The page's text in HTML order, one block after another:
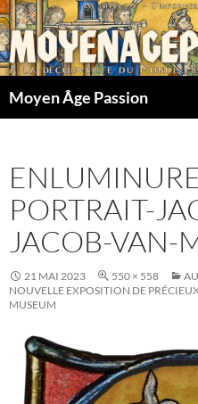
Aller
au
contenu
Moyen Âge Passion
PORTRAIT-
JACOB-VAN-
21 MAI 2023 550 × 558
NOUVELLE EXPOSITION DE
MUSEUM